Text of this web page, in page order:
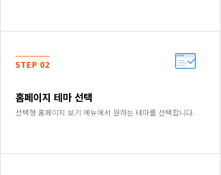
STEP 02
홈페이지 테마 선택
선택형 홈페이지 보기 메뉴에서 원하는 테마를 선택합니다.